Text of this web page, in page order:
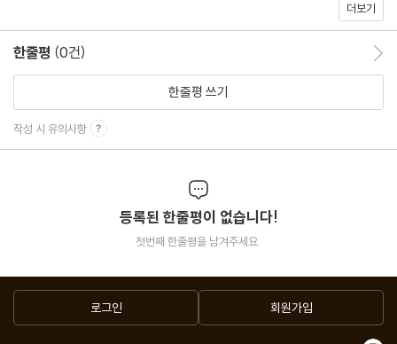
EASY 사이언스
012 화보 | 질병의 민얼굴과 마주하다
060 역사가 된 실패, 과학자의 ?망한연구’
062 미생 과학자들의 ?망한 실험’
040 사이언스 뉴스 | 구름이 새로운 구름 형성 방해한다
046 소행성 위협 막을 첫걸음, DART
052 엔지니어의 손 끝, 누리호 심장을 빚다
더보기
한줄평 (0건)
한줄평 쓰기
작성 시 유의사항
등록된 한줄평이 없습니다!
첫번째 한줄평을 남겨주세요.
로그인 회원가입